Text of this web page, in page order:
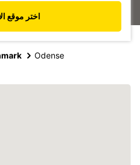
اختر موقع
Odense